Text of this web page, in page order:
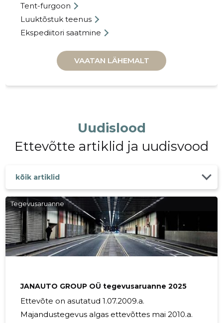
Tent-furgoon
Luuktõstuk teenus
Ekspediitori saatmine
VAATAN LÄHEMALT
Uudislood
Ettevõtte artiklid ja uudisvood
kõik artiklid
Tegevusaruanne
JANAUTO GROUP OÜ tegevusaruanne 2025
Ettevõte on asutatud 1.07.2009.a.
Majandustegevus algas ettevõttes mai 2010.a.